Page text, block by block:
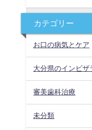
カテゴリー
お口の病気とケア
大分県のインビザ
審美歯科治療
未分類